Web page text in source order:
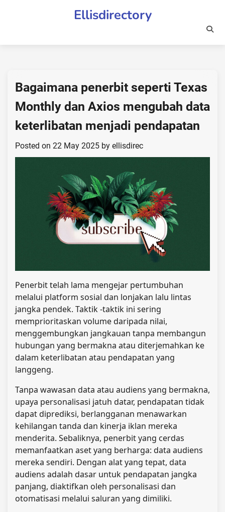
Ellisdirectory
Bagaimana penerbit seperti Texas
Monthly dan Axios mengubah data
keterlibatan menjadi pendapatan
Posted on 22 May 2025 by ellisdirec
Penerbit telah lama mengejar pertumbuhan
melalui platform sosial dan lonjakan lalu lintas
jangka pendek. Taktik -taktik ini sering
memprioritaskan volume daripada nilai,
menggembungkan jangkauan tanpa membangun
hubungan yang bermakna atau diterjemahkan ke
dalam keterlibatan atau pendapatan yang
langgeng.
Tanpa wawasan data atau audiens yang bermakna,
upaya personalisasi jatuh datar, pendapatan tidak
dapat diprediksi, berlangganan menawarkan
kehilangan tanda dan kinerja iklan mereka
menderita. Sebaliknya, penerbit yang cerdas
memanfaatkan aset yang berharga: data audiens
mereka sendiri. Dengan alat yang tepat, data
audiens adalah dasar untuk pendapatan jangka
panjang, diaktifkan oleh personalisasi dan
otomatisasi melalui saluran yang dimiliki.